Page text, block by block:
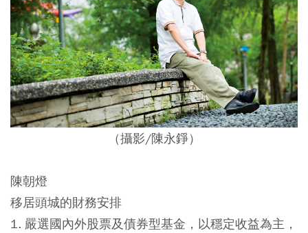
（攝影/陳永錚）
陳朝燈
移居頭城的財務安排
1. 嚴選國內外股票及債券型基金，以穩定收益為主，